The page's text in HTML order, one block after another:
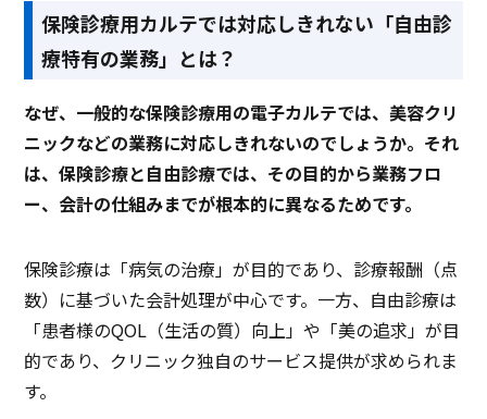
保険診療用カルテでは対応しきれない「自由診
療特有の業務」とは？
なぜ、一般的な保険診療用の電子カルテでは、美容クリ
ニックなどの業務に対応しきれないのでしょうか。それ
は、保険診療と自由診療では、その目的から業務フロ
ー、会計の仕組みまでが根本的に異なるためです。
保険診療は「病気の治療」が目的であり、診療報酬（点
数）に基づいた会計処理が中心です。一方、自由診療は
「患者様のQOL（生活の質）向上」や「美の追求」が目
的であり、クリニック独自のサービス提供が求められま
す。